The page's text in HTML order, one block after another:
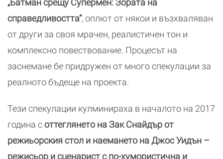
„Батман срещу Супермен: Зората на
справедливостта“, оплют от някои и възхваляван
от други за своя мрачен, реалистичен тон и
комплексно повествование. Процесът на
заснемане бе придружен от много спекулации за
реалното бъдеще на проекта.
Тези спекулации кулминираха в началото на 2017
година соттеглянето на Зак Снайдър от
режиьорския стол и наемането на Джос Уидън –
режисьор и сценарист с по-хумористична и